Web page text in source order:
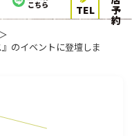
＞
のイベントに登壇しま
こちら TEL 予
約